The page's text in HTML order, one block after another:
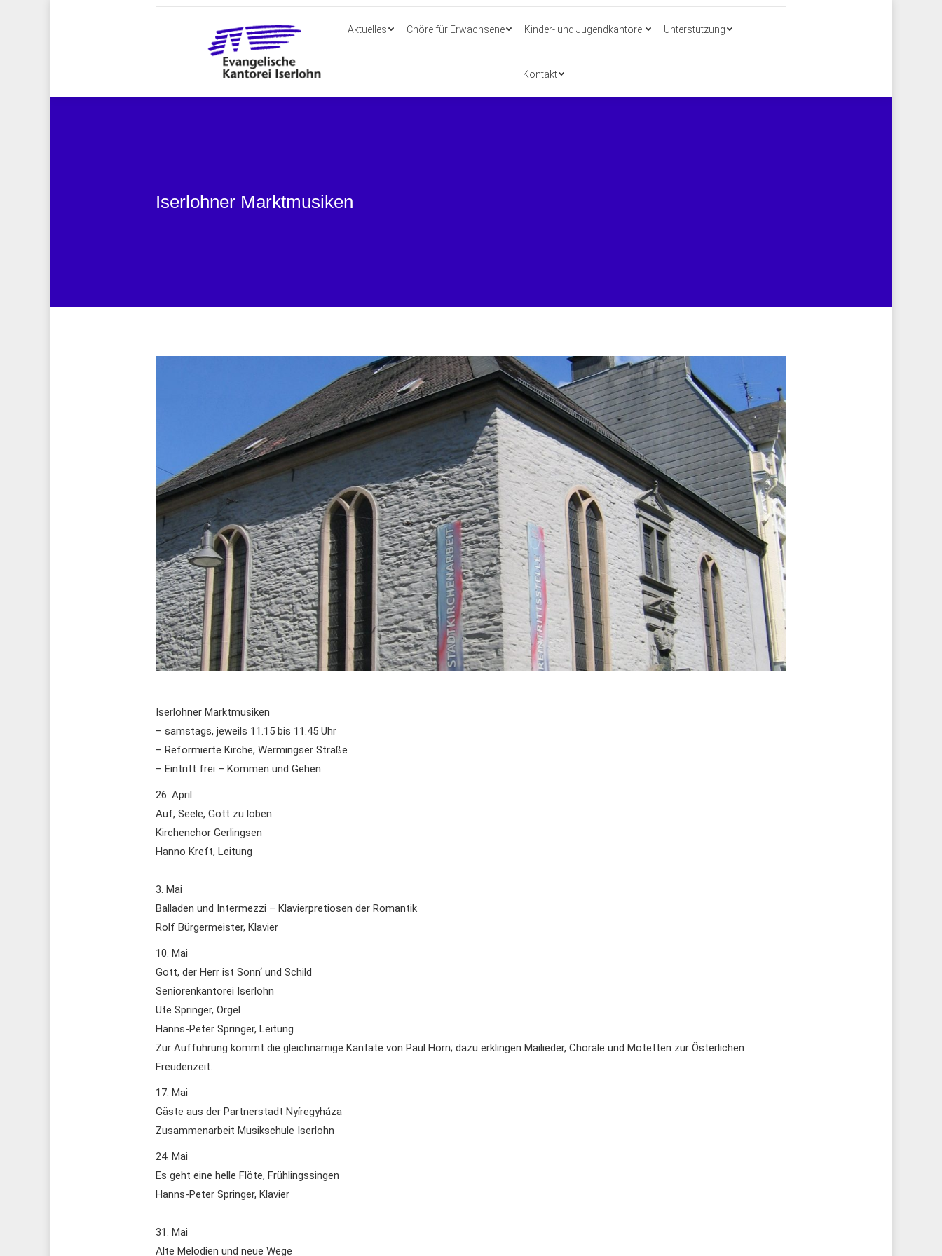
Aktuelles Chöre für Erwachsene Kinder- und Jugendkantorei Unterstützung
Kontakt
Iserlohner Marktmusiken
Iserlohner Marktmusiken
– samstags, jeweils 11.15 bis 11.45 Uhr
– Reformierte Kirche, Wermingser Straße
– Eintritt frei – Kommen und Gehen
26. April
Auf, Seele, Gott zu loben
Kirchenchor Gerlingsen
Hanno Kreft, Leitung
3. Mai
Balladen und Intermezzi – Klavierpretiosen der Romantik
Rolf Bürgermeister, Klavier
10. Mai
Gott, der Herr ist Sonn‘ und Schild
Seniorenkantorei Iserlohn
Ute Springer, Orgel
Hanns-Peter Springer, Leitung
Zur Aufführung kommt die gleichnamige Kantate von Paul Horn; dazu erklingen Mailieder, Choräle und Motetten zur Österlichen
Freudenzeit.
17. Mai
Gäste aus der Partnerstadt Nyíregyháza
Zusammenarbeit Musikschule Iserlohn
24. Mai
Es geht eine helle Flöte, Frühlingssingen
Hanns-Peter Springer, Klavier
31. Mai
Alte Melodien und neue Wege